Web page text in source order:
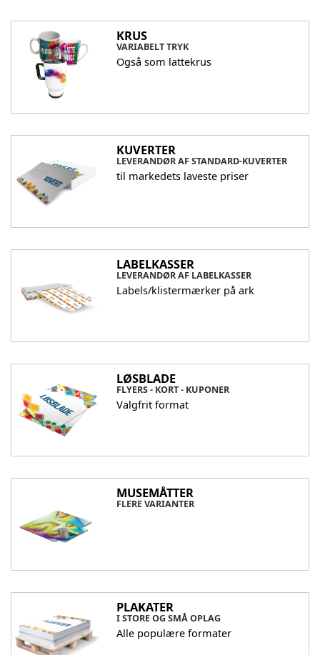
KRUS
VARIABELT TRYK
Også som lattekrus
KUVERTER
LEVERANDØR AF STANDARD-KUVERTER
til markedets laveste priser
LABELKASSER
LEVERANDØR AF LABELKASSER
Labels/klistermærker på ark
LØSBLADE
FLYERS - KORT - KUPONER
Valgfrit format
MUSEMÅTTER
FLERE VARIANTER
PLAKATER
I STORE OG SMÅ OPLAG
Alle populære formater